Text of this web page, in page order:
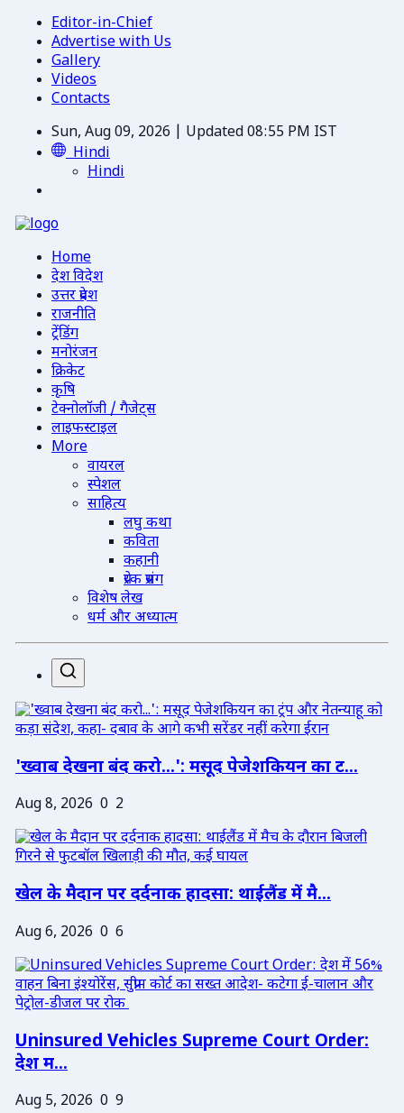
Editor-in-Chief
Advertise with Us
Gallery
Videos
Contacts
Sun, Aug 09, 2026 | Updated 08:55 PM IST
Hindi
Hindi
Home
देश विदेश
उत्तर प्रदेश
राजनीति
ट्रेंडिंग
मनोरंजन
क्रिकेट
कृषि
टेक्नोलॉजी / गैजेट्स
लाइफस्टाइल
More
वायरल
स्पेशल
साहित्य
लघु कथा
कविता
कहानी
प्रेरक प्रसंग
विशेष लेख
धर्म और अध्यात्म
'ख्वाब देखना बंद करो...': मसूद पेजेशकियन का ट...
Aug 8, 2026 0 2
खेल के मैदान पर दर्दनाक हादसा: थाईलैंड में मै...
Aug 6, 2026 0 6
Uninsured Vehicles Supreme Court Order:
देश म...
Aug 5, 2026 0 9